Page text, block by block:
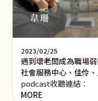
2023/02/25
遇到壞老闆成為職場
社會服務中心、佳伶
podcast收聽連結：
MORE